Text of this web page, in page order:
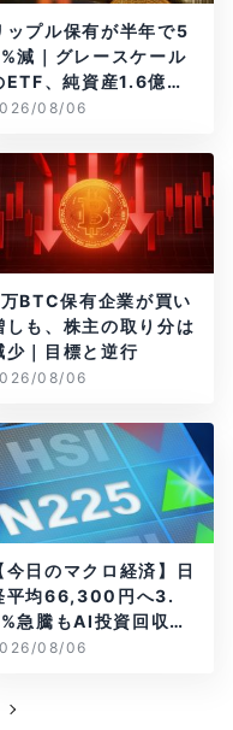
ップル保有が半年で5
減｜グレースケール
ETF、純資産1.6億ド
減
08/06
BTC保有企業が買い
しも、株主の取り分は
少｜目標と逆行
08/06
今日のマクロ経済】日
平均66,300円へ3.
急騰もAI投資回収懸
が再燃08/06